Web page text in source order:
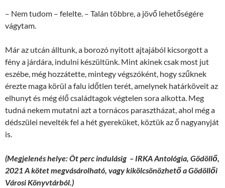
– Nem tudom – felelte. – Talán többre, a jövő lehetőségére
vágytam.
Már az utcán álltunk, a borozó nyitott ajtajából kicsorgott a
fény a járdára, indulni készültünk. Mint akinek csak most jut
eszébe, még hozzátette, mintegy végszóként, hogy szűknek
érezte maga körül a falu időtlen terét, amelynek határköveit az
elhunyt és még élő családtagok végtelen sora alkotta. Meg
tudná nekem mutatni azt a tornácos parasztházat, ahol még a
dédszülei nevelték fel a hét gyereküket, köztük az ő nagyanyját
is.
(Megjelenés helye: Öt perc indulásig – IRKA Antológia, Gödöllő,
2021 A kötet megvásárolható, vagy kikölcsönözhető a Gödöllői
Városi Könyvtárból.)